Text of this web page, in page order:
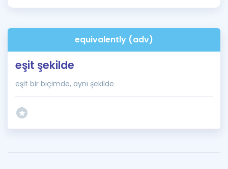
İngilizce Gramerequivalently (adv)
eşit şekilde
eşit bir biçimde, aynı şekilde